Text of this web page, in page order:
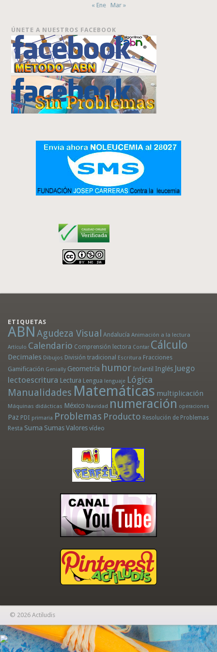
« Ene Mar »
ÚNETE A NUESTROS FACEBOOK
ETIQUETAS
ABN Agudeza Visual Andalucía Animación a la lectura
Artículo Calendario Comprensión lectora Contar Cálculo
Decimales Dibujos División tradicional Escritura Fracciones
Gamificación Genially Geometría humor Infantil Inglés Juego
lectoescritura Lectura Lengua lenguaje Lógica
Manualidades Matemáticas multiplicación
Máquinas didácticas México Navidad numeración operaciones
Paz PDI primaria Problemas Producto Resolución de Problemas
Resta Suma Sumas Valores vídeo
© 2026 Actiludis
×